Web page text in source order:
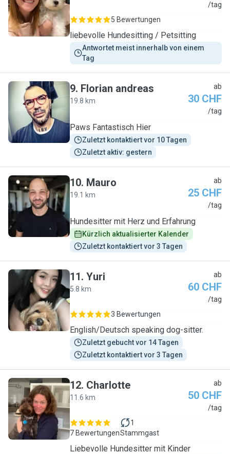
A
/tag
5 Bewertungen
liebevolle Hundesitting / Petsitting
Antwortet meist innerhalb von einem
Tag
F
9. Florian andreas
19.8 km
ab
30 CHF
/tag
Paws Fantastisch Hier
Zuletzt kontaktiert vor 10 Tagen
Zuletzt aktiv: gestern
M
10. Mauro
19.1 km
ab
25 CHF
/tag
Hundesitter mit Herz und Erfahrung
Kürzlich aktualisierter Kalender
Zuletzt kontaktiert vor 3 Tagen
Y
11. Yuri
5.8 km
ab
60 CHF
/tag
3 Bewertungen
English/Deutsch speaking dog-sitter.
Zuletzt gebucht vor 14 Tagen
Zuletzt kontaktiert vor 3 Tagen
C
12. Charlotte
11.6 km
ab
50 CHF
/tag
7 Bewertungen
1
Stammgast
Liebevolle Hundesitter mit Kinder